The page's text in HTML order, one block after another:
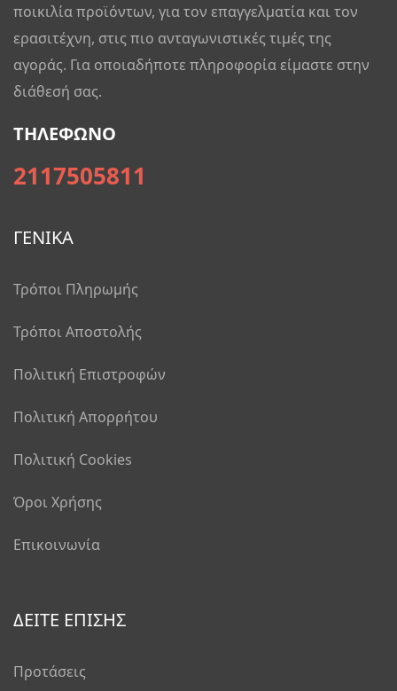
ποικιλία προϊόντων, για τον επαγγελματία και τον
ερασιτέχνη, στις πιο ανταγωνιστικές τιμές της
αγοράς. Για οποιαδήποτε πληροφορία είμαστε στην
διάθεσή σας.
ΤΗΛΕΦΩΝΟ
2117505811
ΓΕΝΙΚΑ
Τρόποι Πληρωμής
Τρόποι Αποστολής
Πολιτική Επιστροφών
Πολιτική Απορρήτου
Πολιτική Cookies
Όροι Χρήσης
Επικοινωνία
ΔΕΙΤΕ ΕΠΙΣΗΣ
Προτάσεις